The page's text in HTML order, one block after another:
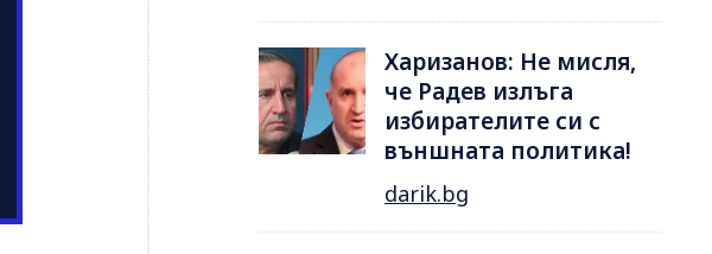
Харизанов: Не мисля,
че Радев излъга
избирателите си с
външната политика!
darik.bg